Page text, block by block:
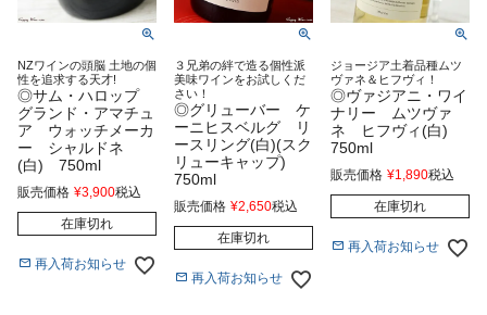
NZワインの頭脳 土地の個
性を追求する天才!
◎サム・ハロップ
グランド・アマチュ
ア ウォッチメーカ
ー シャルドネ
(白) 750ml
販売価格 ¥3,900税込
在庫切れ
再入荷お知らせ
３兄弟の絆で造る個性派
美味ワインをお試しくだ
さい！
◎グリューバー ケ
ーニヒスベルグ リ
ースリング(白)(スク
リューキャップ)
750ml
販売価格 ¥2,650税込
在庫切れ
再入荷お知らせ
ジョージア土着品種ムツ
ヴァネ＆ヒフヴィ！
◎ヴァジアニ・ワイ
ナリー ムツヴァ
ネ ヒフヴィ(白)
750ml
販売価格 ¥1,890税込
在庫切れ
再入荷お知らせ